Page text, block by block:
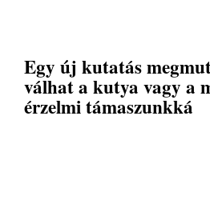
Egy új kutatás
válhat a kutya vagy a
érzelmi támaszunkká